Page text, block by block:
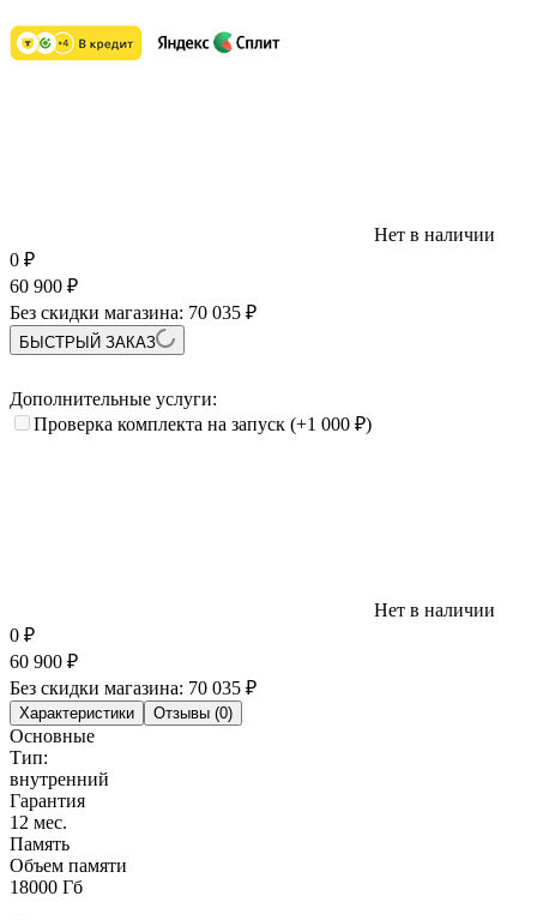
Нет в наличии
0 ₽
60 900 ₽
Без скидки магазина: 70 035 ₽
БЫСТРЫЙ ЗАКАЗ
Дополнительные услуги:
Проверка комплекта на запуск (+1 000 ₽)
Нет в наличии
0 ₽
60 900 ₽
Без скидки магазина: 70 035 ₽
Характеристики Отзывы (0)
Основные
Тип:
внутренний
Гарантия
12 мес.
Память
Объем памяти
18000 Гб